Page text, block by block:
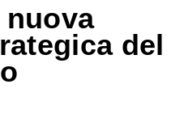
nuova
del